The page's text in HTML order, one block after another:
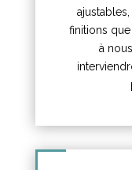
finitions que
à